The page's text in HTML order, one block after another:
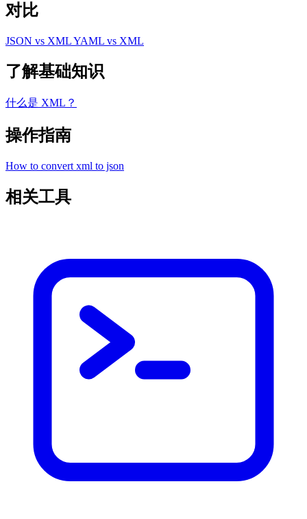
对比
JSON vs XMLYAML vs XML
了解基础知识
什么是 XML？
操作指南
How to convert xml to json
相关工具